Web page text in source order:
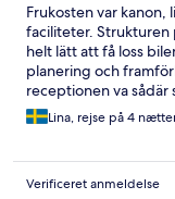
Frukosten var kanon,
faciliteter. Strukturen
helt lätt att få loss
planering och
receptionen va
supersnälla och
Lina, rejse på 4
Verificeret anmeldelse